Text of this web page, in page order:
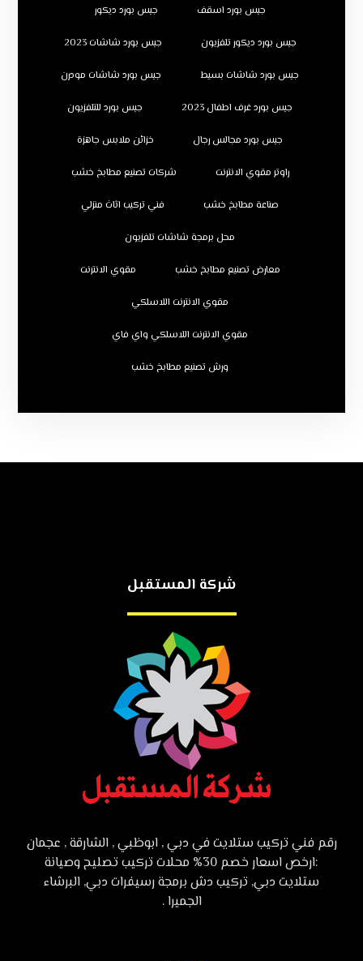
جبس بورد اسقف جبس بورد ديكور
جبس بورد ديكور تلفزيون جبس بورد شاشات 2023
جبس بورد شاشات بسيط جبس بورد شاشات مودرن
جبس بورد غرف اطفال 2023 جبس بورد للتلفزيون
جبس بورد مجالس رجال خزائن ملابس جاهزة
راوتر مقوي الانترنت شركات تصنيع مطابخ خشب
صناعة مطابخ خشب فني تركيب اثاث منزلي
محل برمجة شاشات تلفزيون
معارض تصنيع مطابخ خشب مقوي الانترنت
مقوي الانترنت اللاسلكي
مقوي الانترنت اللاسلكي واي فاي
ورش تصنيع مطابخ خشب
شركة المستقبل
رقم فني تركيب ستلايت في دبي , ابوظبي , الشارقة , عجمان
:ارخص اسعار خصم 30% محلات تركيب تصليح وصيانة
ستلايت دبي, تركيب دش برمجة رسيفرات دبي, البرشاء
الجميرا .